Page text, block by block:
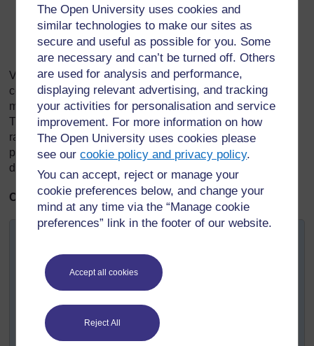
The Open University uses cookies and
similar technologies to make our sites as
secure and useful as possible for you. Some
are necessary and can’t be turned off. Others
are used for analysis and performance,
displaying relevant advertising, and tracking
your activities for personalisation and service
improvement. For more information on how
The Open University uses cookies please
see ourcookie policy and privacy policy.
You can accept, reject or manage your
cookie preferences below, and change your
mind at any time via the “Manage cookie
preferences” link in the footer of our website.
Accept all cookies
Reject All
Comment pouvez-vous partager vos expériences
d’utilisateur des ressources TESSA avec d’autres qui
travaillent avec des enseignants dans des écoles et
au sein de votre communauté locale ?
Vous pouvez, sur cette base, collaborer avec la
communauté TESSA à travers l'Afrique et le reste du
monde, par le biais du site web TESSA. Sur les sites web
TESSA, vous trouverez des exemples de diaporamas, des
rapports de recherches, des articles de journaux
professionnels et d’intéressantes études de cas de
différents pays que vous trouverez sans doute utiles.
Clip TESSA :
Université de Fort Hare: Liens de la communauté
La Province Est du Cap est divisée en 23 districts dotés
d’un Département de l’Éducation responsable du suivi
de quelque 6000 écoles. À l’occasion d’ateliers et de
rencontres, l’Université de Fort Hare a diffusé TESSA
auprès de responsables des Départements de la